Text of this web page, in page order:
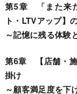
第5章 「また来
ト・LTVアップ】
～記憶に残る体験
第6章 【店舗・施
掛け
～顧客満足度を下